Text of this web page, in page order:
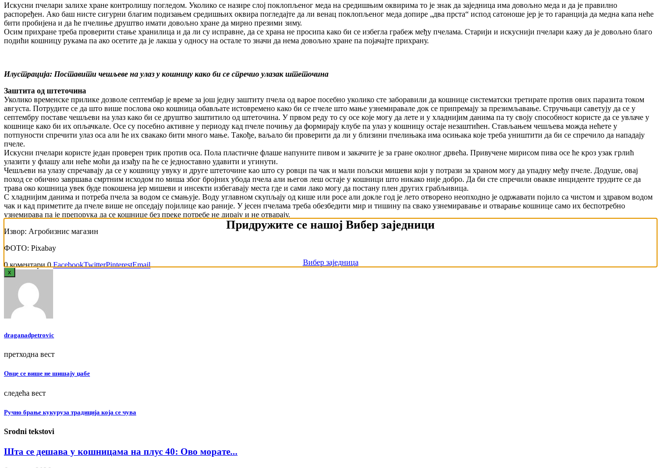
Искусни пчелари залихе хране контролишу погледом. Уколико се назире слој поклопљеног меда на средишњим оквирима то је знак да заједница има довољно меда и да је правилно
распоређен. Ако баш нисте сигурни благим подизањем средишњих оквира погледајте да ли венац поклопљеног меда допире „два прста“ испод сатоноше јер је то гаранција да медна капа неће
бити пробијена и да ће пчелиње друштво имати довољно хране да мирно презими зиму.
Осим прихране треба проверити стање хранилица и да ли су исправне, да се храна не просипа како би се избегла грабеж међу пчелама. Старији и искуснији пчелари кажу да је довољно благо
подићи кошницу рукама па ако осетите да је лакша у односу на остале то значи да нема довољно хране па појачајте прихрану.
Илустрација: Поставити чешљеве на улаз у кошницу како би се спречио улазак штеточина
Заштита од штеточина
Уколико временске прилике дозволе септембар је време за још једну заштиту пчела од варое посебно уколико сте заборавили да кошнице систематски третирате против ових паразита током
августа. Потрудите се да што више послова око кошница обављате истовремено како би се пчеле што мање узнемиравале док се припремају за презимљавање. Стручњаци саветују да се у
септембру поставе чешљеви на улаз како би се друштво заштитило од штеточина. У првом реду то су осе које могу да лете и у хладнијим данима па ту своју способност користе да се увлаче у
кошнице како би их опљачкале. Осе су посебно активне у периоду кад пчеле почињу да формирају клубе па улаз у кошницу остаје незаштићен. Стављањем чешљева можда нећете у
потпуности спречити улаз оса али ће их свакако бити много мање. Такође, ваљало би проверити да ли у близини пчелињака има осињака које треба уништити да би се спречило да нападају
пчеле.
Искусни пчелари користе један проверен трик против оса. Пола пластичне флаше напуните пивом и закачите је за гране околног дрвећа. Привучене мирисом пива осе ће кроз узак грлић
улазити у флашу али неће моћи да изађу па ће се једноставно удавити и угинути.
Чешљеви на улазу спречавају да се у кошницу увуку и друге штеточине као што су ровци па чак и мали пољски мишеви који у потрази за храном могу да упадну међу пчеле. Додуше, овај
поход се обично завршава смртним исходом по миша због бројних убода пчела али његов леш остаје у кошници што никако није добро. Да би сте спречили овакве инциденте трудите се да
трава око кошница увек буде покошена јер мишеви и инсекти избегавају места где и сами лако могу да постану плен других грабљивица.
С хладнијим данима и потреба пчела за водом се смањује. Воду углавном скупљају од кише или росе али докле год је лето отворено неопходно је одржавати појило са чистом и здравом водом
чак и кад приметите да пчеле више не опседају појилице као раније. У јесен пчелама треба обезбедити мир и тишину па свако узнемиравање и отварање кошнице само их беспотребно
узнемирава па је препорука да се кошнице без преке потребе не дирају и не отварају.
Извор: Агробизнис магазин
ФОТО: Pixabay
0 коментари 0 FacebookTwitterPinterestEmail
draganadpetrovic
претходна вест
Овце се више не шишају џабе
следећа вест
Ручно брање кукуруза традиција која се чува
Srodni tekstovi
Шта се дешава у кошницама на плус 40: Ово морате...
Придружите се нашој Вибер заједници
Вибер заједница
x